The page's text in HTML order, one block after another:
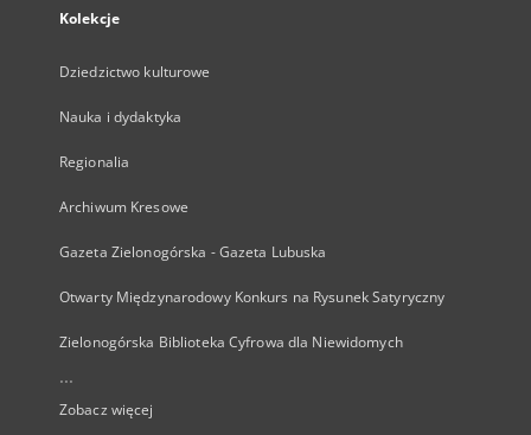
Kolekcje
Dziedzictwo kulturowe
Nauka i dydaktyka
Regionalia
Archiwum Kresowe
Gazeta Zielonogórska - Gazeta Lubuska
Otwarty Międzynarodowy Konkurs na Rysunek Satyryczny
Zielonogórska Biblioteka Cyfrowa dla Niewidomych
...
Zobacz więcej